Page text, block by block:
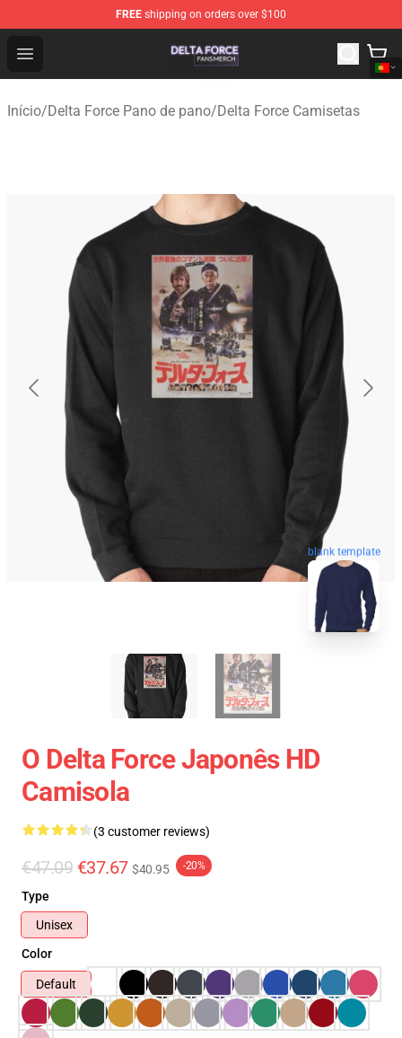
FREE shipping on orders over $100
Open menu
Delta Force Shop - Official Delta Force Merchandise
Início/Delta Force Pano de pano/Delta Force Camisetas
blank template
O Delta Force Japonês HD
Camisola
(3 customer reviews)
€47.09 €37.67 $40.95 -20%
Type
Unisex
Color
Default